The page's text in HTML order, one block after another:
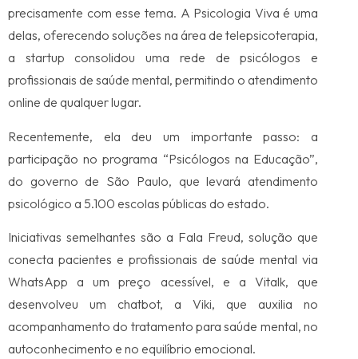
precisamente com esse tema. A Psicologia Viva é uma
delas, oferecendo soluções na área de telepsicoterapia,
a startup consolidou uma rede de psicólogos e
profissionais de saúde mental, permitindo o atendimento
online de qualquer lugar.
Recentemente, ela deu um importante passo: a
participação no programa “Psicólogos na Educação”,
do governo de São Paulo, que levará atendimento
psicológico a 5.100 escolas públicas do estado.
Iniciativas semelhantes são a Fala Freud, solução que
conecta pacientes e profissionais de saúde mental via
WhatsApp a um preço acessível, e a Vitalk, que
desenvolveu um chatbot, a Viki, que auxilia no
acompanhamento do tratamento para saúde mental, no
autoconhecimento e no equilíbrio emocional.